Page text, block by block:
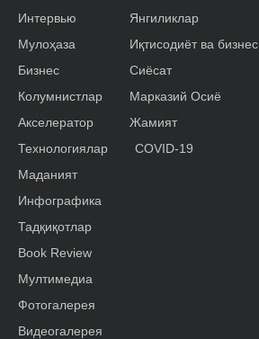
Интервью
Мулоҳаза
Бизнес
Колумнистлар
Акселератор
Янгиликлар
Иқтисодиёт ва бизнес
Сиёсат
Марказий Осиё
Жамият
Технологиялар
Маданият
Инфографика
Тадқиқотлар
Book Review
Мултимедиа
Фотогалерея
Видеогалерея
COVID-19